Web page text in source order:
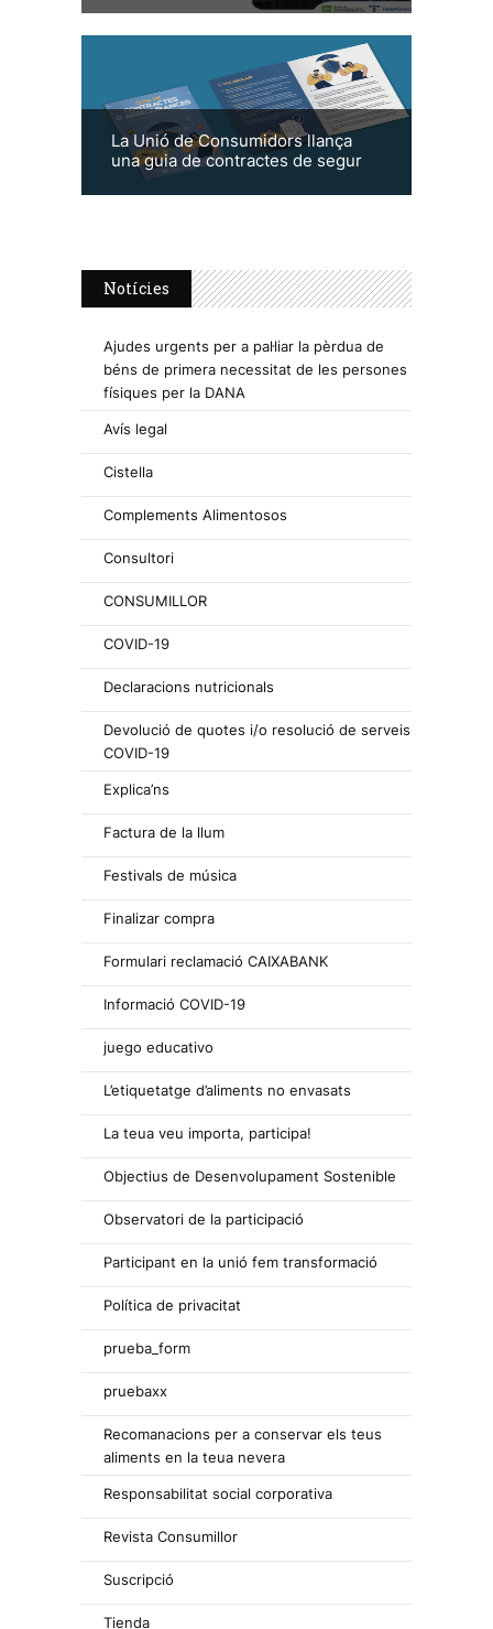
La Unió de Consumidors llança
una guia de contractes de segur
Notícies
Ajudes urgents per a pal·liar la pèrdua de
béns de primera necessitat de les persones
físiques per la DANA
Avís legal
Cistella
Complements Alimentosos
Consultori
CONSUMILLOR
COVID-19
Declaracions nutricionals
Devolució de quotes i/o resolució de serveis
COVID-19
Explica’ns
Factura de la llum
Festivals de música
Finalizar compra
Formulari reclamació CAIXABANK
Informació COVID-19
juego educativo
L’etiquetatge d’aliments no envasats
La teua veu importa, participa!
Objectius de Desenvolupament Sostenible
Observatori de la participació
Participant en la unió fem transformació
Política de privacitat
prueba_form
pruebaxx
Recomanacions per a conservar els teus
aliments en la teua nevera
Responsabilitat social corporativa
Revista Consumillor
Suscripció
Tienda